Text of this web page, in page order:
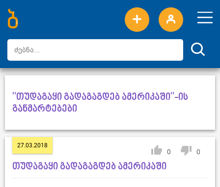
ახალი სიტყვები
ტოპ სიტყვები
დღის ტოპ სიტყვები
ტოპ მომხმარებლები
"თუდაგაყი გადაგაგდებ ამერიკაში"-ის
განმარტებები
27.03.2018
0 0
თუდაგაყი გადაგაგდებ ამერიკაში